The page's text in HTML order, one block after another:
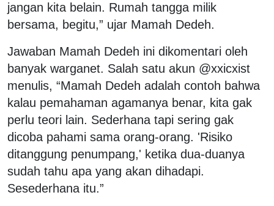
jangan kita belain. Rumah tangga milik
bersama, begitu,” ujar Mamah Dedeh.
Jawaban Mamah Dedeh ini dikomentari oleh
banyak warganet. Salah satu akun @xxicxist
menulis, “Mamah Dedeh adalah contoh bahwa
kalau pemahaman agamanya benar, kita gak
perlu teori lain. Sederhana tapi sering gak
dicoba pahami sama orang-orang. 'Risiko
ditanggung penumpang,' ketika dua-duanya
sudah tahu apa yang akan dihadapi.
Sesederhana itu.”